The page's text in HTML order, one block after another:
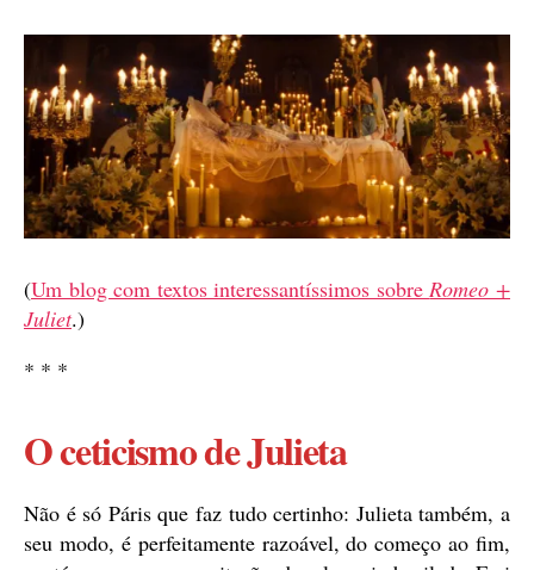
(Um blog com textos interessantíssimos sobre Romeo +
Juliet.)
* * *
O ceticismo de Julieta
Não é só Páris que faz tudo certinho: Julieta também, a
seu modo, é perfeitamente razoável, do começo ao fim,